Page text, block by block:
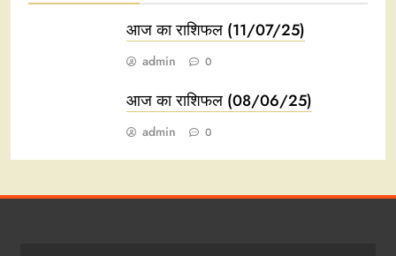
आज का राशिफल (11/07/25)
admin 0
आज का राशिफल (08/06/25)
admin 0